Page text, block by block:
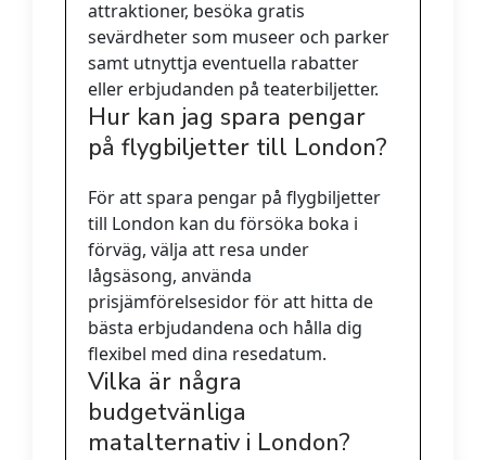
attraktioner, besöka gratis
sevärdheter som museer och parker
samt utnyttja eventuella rabatter
eller erbjudanden på teaterbiljetter.
Hur kan jag spara pengar
på flygbiljetter till London?
För att spara pengar på flygbiljetter
till London kan du försöka boka i
förväg, välja att resa under
lågsäsong, använda
prisjämförelsesidor för att hitta de
bästa erbjudandena och hålla dig
flexibel med dina resedatum.
Vilka är några
budgetvänliga
matalternativ i London?